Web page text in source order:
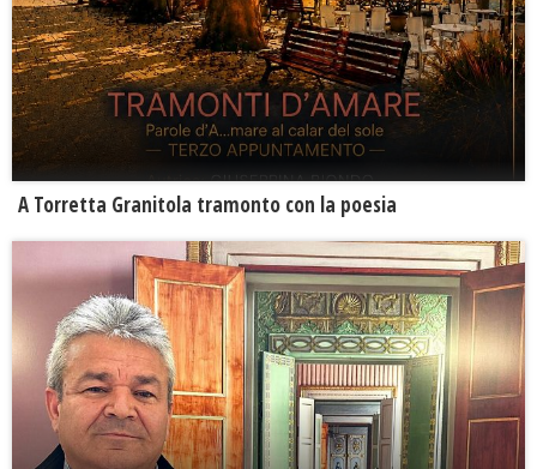
​A Torretta Granitola tramonto con la poesia